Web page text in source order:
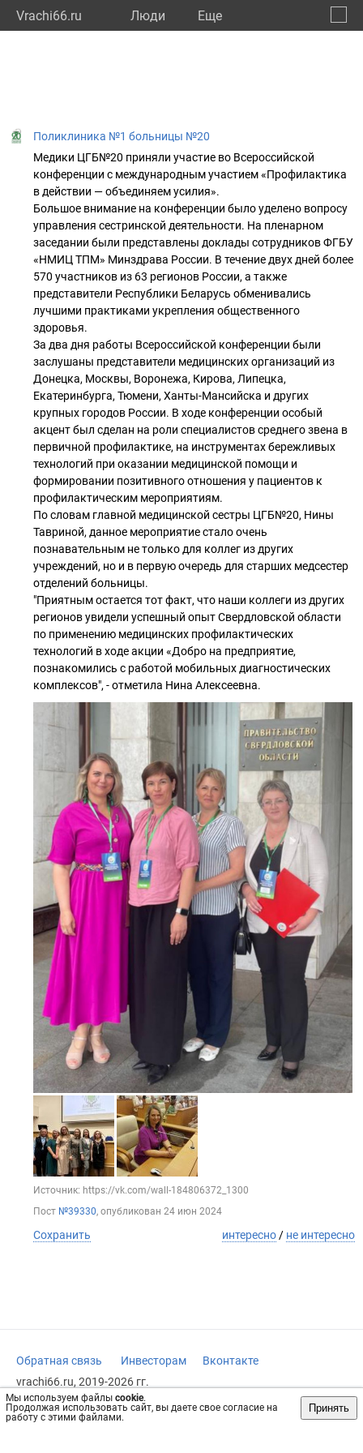
Vrachi66.ru Люди Eще
Мы используем файлы cookie.
Продолжая использовать сайт, вы даете свое согласие на
работу с этими файлами.
Принять
Поликлиника №1 больницы №20
Медики ЦГБ№20 приняли участие во Всероссийской
конференции с международным участием «Профилактика
в действии — объединяем усилия».
Большое внимание на конференции было уделено вопросу
управления сестринской деятельности. На пленарном
заседании были представлены доклады сотрудников ФГБУ
«НМИЦ ТПМ» Минздрава России. В течение двух дней более
570 участников из 63 регионов России, а также
представители Республики Беларусь обменивались
лучшими практиками укрепления общественного
здоровья.
За два дня работы Всероссийской конференции были
заслушаны представители медицинских организаций из
Донецка, Москвы, Воронежа, Кирова, Липецка,
Екатеринбурга, Тюмени, Ханты-Мансийска и других
крупных городов России. В ходе конференции особый
акцент был сделан на роли специалистов среднего звена в
первичной профилактике, на инструментах бережливых
технологий при оказании медицинской помощи и
формировании позитивного отношения у пациентов к
профилактическим мероприятиям.
По словам главной медицинской сестры ЦГБ№20, Нины
Тавриной, данное мероприятие стало очень
познавательным не только для коллег из других
учреждений, но и в первую очередь для старших медсестер
отделений больницы.
"Приятным остается тот факт, что наши коллеги из других
регионов увидели успешный опыт Свердловской области
по применению медицинских профилактических
технологий в ходе акции «Добро на предприятие,
познакомились с работой мобильных диагностических
комплексов", - отметила Нина Алексеевна.
Источник: https://vk.com/wall-184806372_1300
Пост №39330, опубликован 24 июн 2024
Сохранить интересно / не интересно
Обратная связь Инвесторам
Вконтакте
vrachi66.ru, 2019-2026 гг.
Имеются противопоказания, требуется консультация
специалиста. Информация, представленная на сайте, не